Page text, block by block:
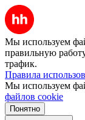
Мы используем
правильную
трафик.
Правила
Мы используем
файлов cookie
Понятно